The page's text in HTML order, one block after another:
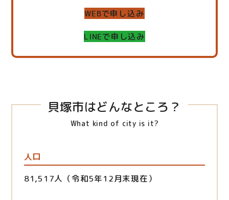
WEBで申し込み
LINEで申し込み
貝塚市はどんなところ？
What kind of city is it?
人口
81,517人（令和5年12月末現在）